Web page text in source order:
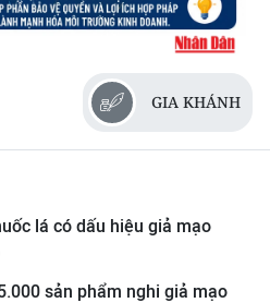
GIA KHÁNH
lá có dấu hiệu giả mạo
sản phẩm nghi giả mạo